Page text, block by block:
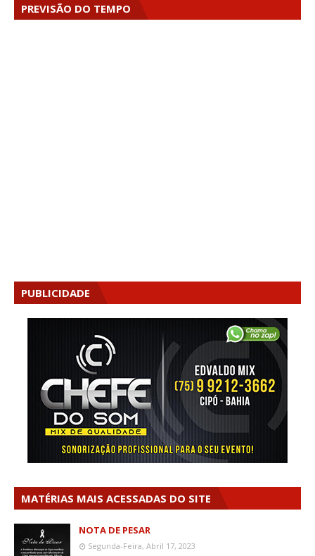
PREVISÃO DO TEMPO
PUBLICIDADE
MATÉRIAS MAIS ACESSADAS DO SITE
NOTA DE PESAR
Segunda-Feira, Abril 17, 2023